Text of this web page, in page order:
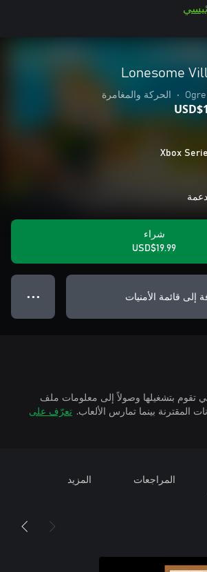
Lonesome
• الحركة والمغامرة
شراء
USD$19.99
إلى قائمة الأمنيات ● ● ●
تقوم بتشغيلها وصولاً إلى معلومات ملف
تعرّف على
المراجعات المزيد